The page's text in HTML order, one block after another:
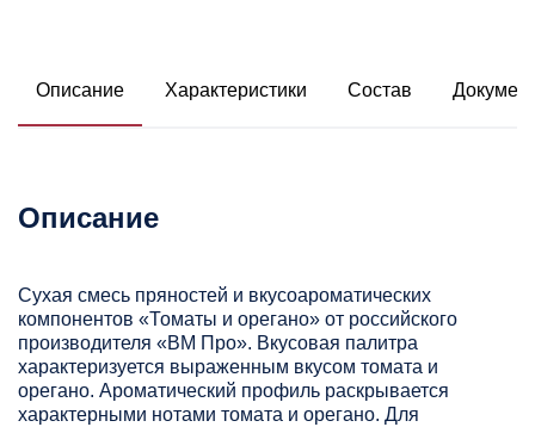
Описание Характеристики Состав
Описание
Сухая смесь пряностей и вкусоароматических
компонентов «Томаты и орегано» от российского
производителя «ВМ Про». Вкусовая палитра
характеризуется выраженным вкусом томата и
орегано. Ароматический профиль раскрывается
характерными нотами томата и орегано. Для